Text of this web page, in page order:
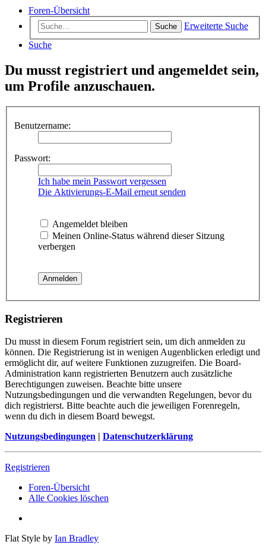
Foren-Übersicht
Suche
Erweiterte Suche
Suche
Du musst registriert und angemeldet sein,
um Profile anzuschauen.
Benutzername:
Passwort:
Ich habe mein Passwort vergessen
Die Aktivierungs-E-Mail erneut senden
Angemeldet bleiben
Meinen Online-Status während dieser Sitzung
verbergen
Registrieren
Du musst in diesem Forum registriert sein, um dich anmelden zu
können. Die Registrierung ist in wenigen Augenblicken erledigt und
ermöglicht dir, auf weitere Funktionen zuzugreifen. Die Board-
Administration kann registrierten Benutzern auch zusätzliche
Berechtigungen zuweisen. Beachte bitte unsere
Nutzungsbedingungen und die verwandten Regelungen, bevor du
dich registrierst. Bitte beachte auch die jeweiligen Forenregeln,
wenn du dich in diesem Board bewegst.
Nutzungsbedingungen | Datenschutzerklärung
Registrieren
Foren-Übersicht
Alle Cookies löschen
Flat Style by Ian Bradley